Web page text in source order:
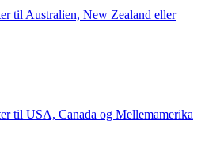
til Australien, New Zealand eller
til USA, Canada og Mellemamerika